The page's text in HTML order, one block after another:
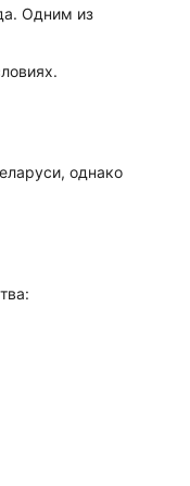
Одним из
однако